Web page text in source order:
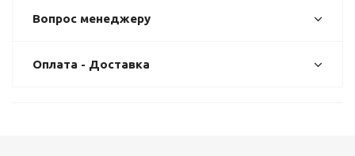
Вопрос менеджеру
Оплата - Доставка